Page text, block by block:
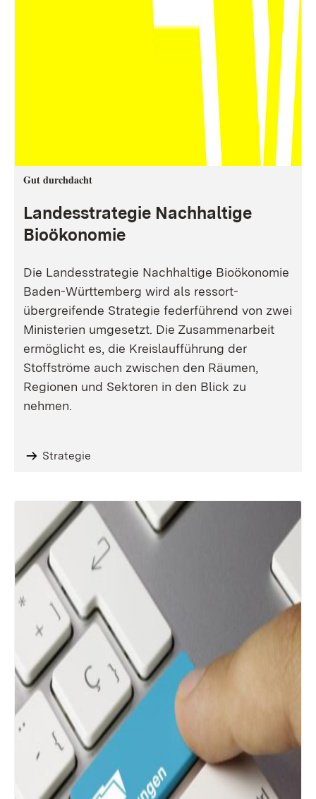
Gut durchdacht
Landesstrategie Nachhaltige
Bioökonomie
Die Landesstrategie Nachhaltige Bioökonomie
Baden-Württemberg wird als ressort-
übergreifende Strategie federführend von zwei
Ministerien umgesetzt. Die Zusammenarbeit
ermöglicht es, die Kreislaufführung der
Stoffströme auch zwischen den Räumen,
Regionen und Sektoren in den Blick zu
nehmen.
Strategie